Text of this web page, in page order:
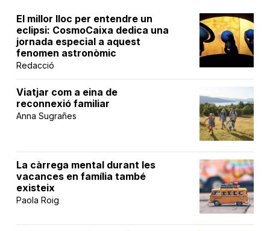
El millor lloc per entendre un
eclipsi: CosmoCaixa dedica una
jornada especial a aquest
fenomen astronòmic
Redacció
Viatjar com a eina de
reconnexió familiar
Anna Sugrañes
La càrrega mental durant les
vacances en família també
existeix
Paola Roig